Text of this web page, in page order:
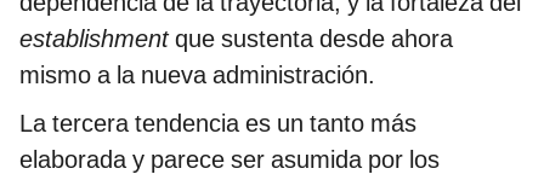
establishmentque sustenta desde ahora
mismo a la nueva administración.
La tercera tendencia es un tanto más
elaborada y parece ser asumida por los